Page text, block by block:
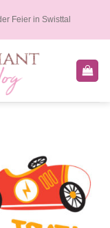
Feier in Swisttal